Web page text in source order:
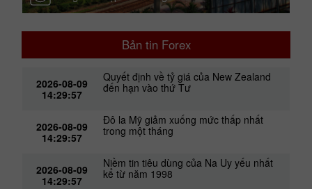
Bản tin Forex
2026-08-09
14:29:57
Quyết định về tỷ giá của New Zealand
đến hạn vào thứ Tư
2026-08-09
14:29:57
Đô la Mỹ giảm xuống mức thấp nhất
trong một tháng
2026-08-09
14:29:57
Niềm tin tiêu dùng của Na Uy yếu nhất
kể từ năm 1998